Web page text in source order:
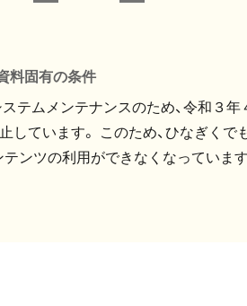
料固有の条件
ステムメンテナンスのため、令和３
ています。 このため、ひなぎくでも
ンツの利用ができなくなっています